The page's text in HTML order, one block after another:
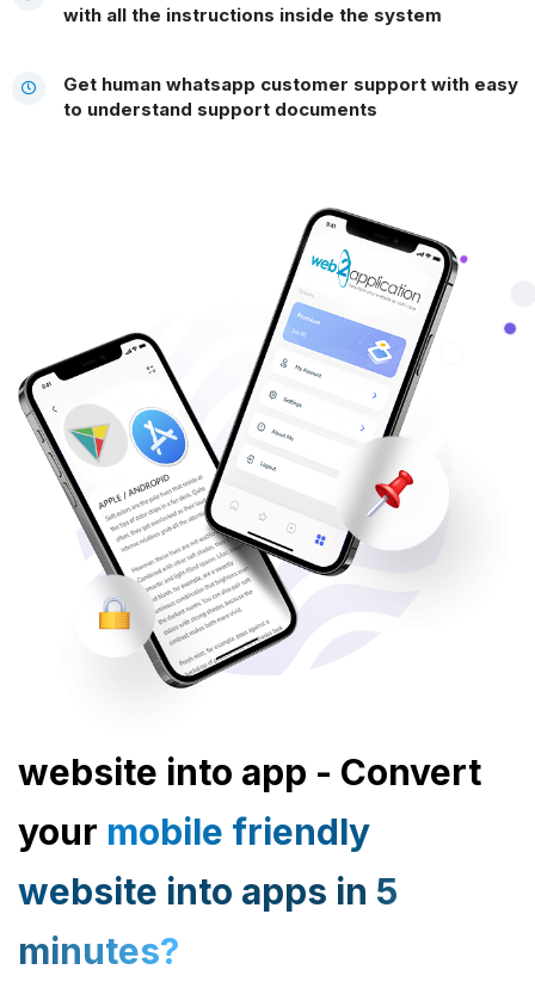
with all the instructions inside the system
Get human whatsapp customer support with easy
to understand support documents
website into app - Convert
your mobile friendly
website into apps in 5
minutes?